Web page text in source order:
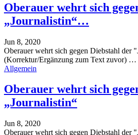
Oberauer wehrt sich
„Journalistin“…
Jun 8, 2020
Oberauer wehrt sich gegen Diebstahl der
(Korrektur/Ergänzung zum Text zuvor) …
Allgemein
Oberauer wehrt sich
„Journalistin“
Jun 8, 2020
Oberauer wehrt sich gegen Diebstahl der